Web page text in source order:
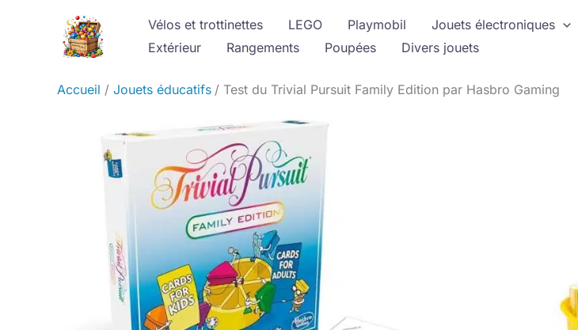
Vélos et trottinettes LEGO Playmobil Jouets électroniques
Extérieur
Rangements Poupées Divers jouets
Accueil Jouets éducatifs Test du Trivial Pursuit Family Edition par Hasbro Gaming